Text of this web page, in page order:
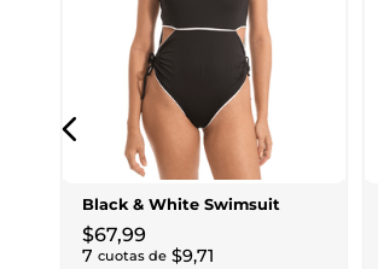
Black & White Swimsuit
$67,99
7 cuotas de $9,71